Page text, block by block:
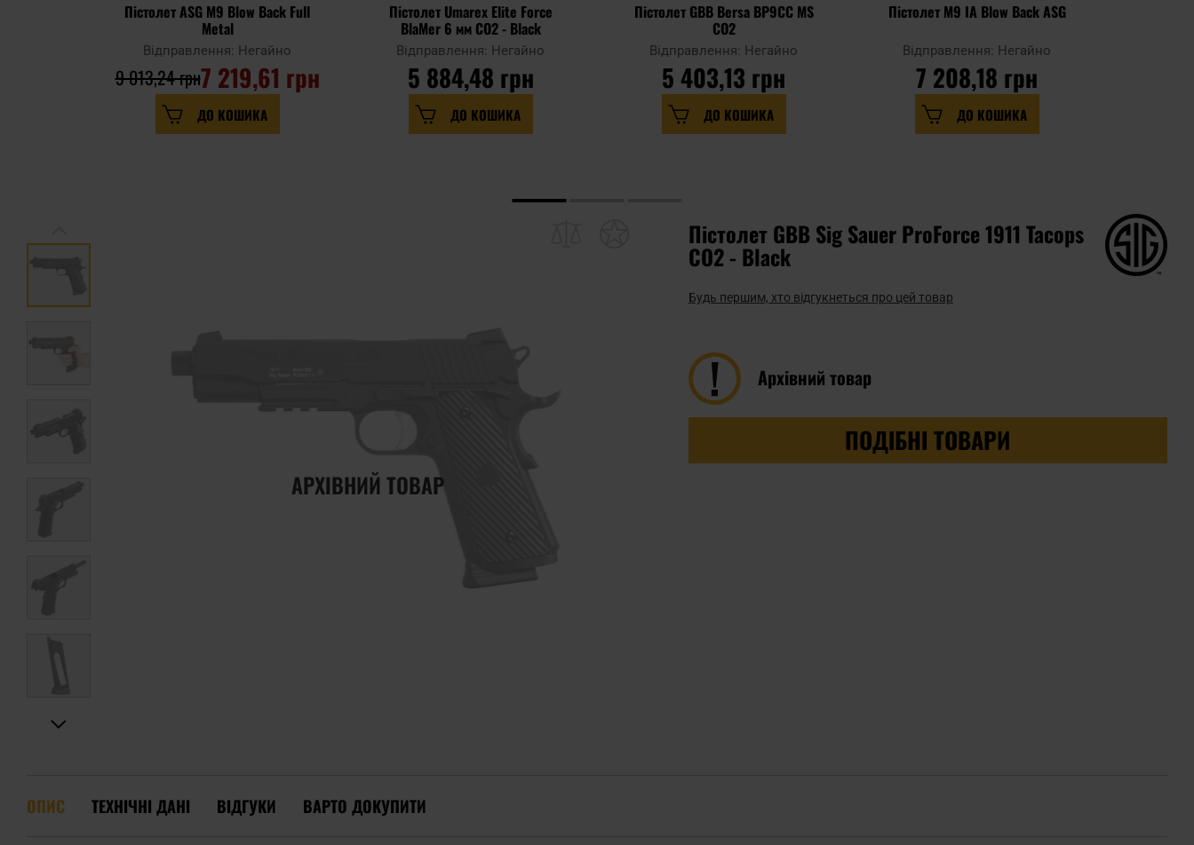
Пістолет ASG M9 Blow Back Full
Metal
Відправлення: Негайно
7 219,61 грн
9 013,24 грн
ДО КОШИКА
Пістолет Umarex Elite Force
BlaMer 6 мм CO2 - Black
Відправлення: Негайно
5 884,48 грн
ДО КОШИКА
Пістолет GBB Bersa BP9CC MS
CO2
Відправлення: Негайно
5 403,13 грн
ДО КОШИКА
Пістолет M9 IA Blow Back ASG
Відправлення: Негайно
7 208,18 грн
ДО КОШИКА
АРХІВНИЙ ТОВАР
Пістолет GBB Sig Sauer ProForce 1911 Tacops
CO2 - Black
Будь першим, хто відгукнеться про цей товар
Архівний товар
ПОДІБНІ ТОВАРИ
ОПИС ТЕХНІЧНІ ДАНІ ВІДГУКИ ВАРТО ДОКУПИТИ